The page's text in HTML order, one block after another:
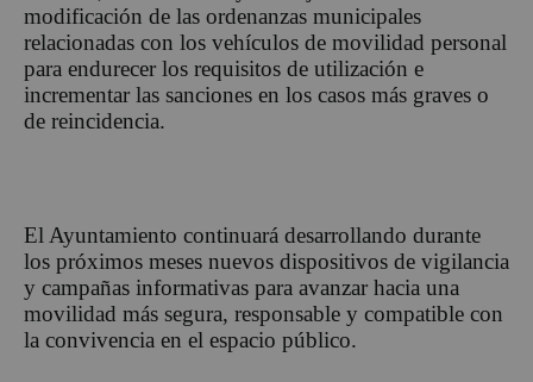
modificación de las ordenanzas municipales
relacionadas con los vehículos de movilidad personal
para endurecer los requisitos de utilización e
incrementar las sanciones en los casos más graves o
de reincidencia.
El Ayuntamiento continuará desarrollando durante
los próximos meses nuevos dispositivos de vigilancia
y campañas informativas para avanzar hacia una
movilidad más segura, responsable y compatible con
la convivencia en el espacio público.